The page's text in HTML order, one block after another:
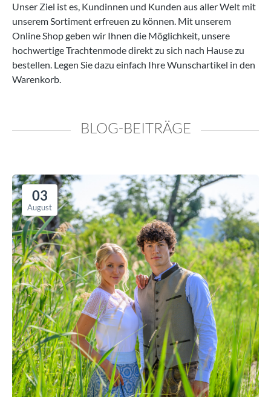
Unser Ziel ist es, Kundinnen und Kunden aus aller Welt mit
unserem Sortiment erfreuen zu können. Mit unserem
Online Shop geben wir Ihnen die Möglichkeit, unsere
hochwertige Trachtenmode direkt zu sich nach Hause zu
bestellen. Legen Sie dazu einfach Ihre Wunschartikel in den
Warenkorb.
BLOG-BEITRÄGE
03
August